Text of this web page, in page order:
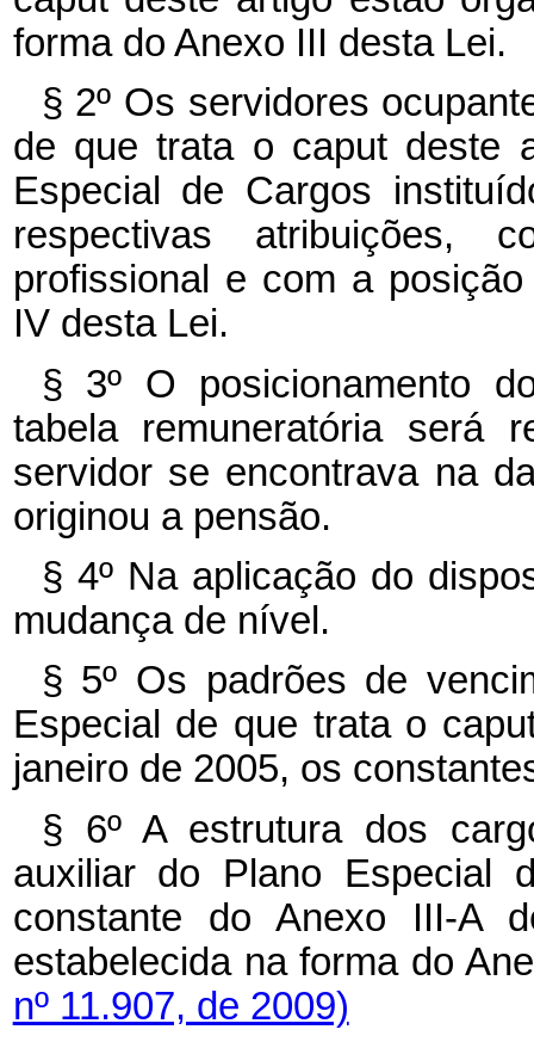
forma do Anexo III desta Lei.
§ 2º Os servidores
de que trata o caput deste
Especial de Cargos
respectivas atribuições,
profissional e com a
IV desta Lei.
§ 3º O posicionamento
tabela remuneratória será
servidor se encontrava na
originou a pensão.
§ 4º Na aplicação do
mudança de nível.
§ 5º Os padrões de
Especial de que trata o
janeiro de 2005, os
§ 6º A estrutura dos
auxiliar do Plano
constante do Anexo III-A
estabelecida na forma do
nº 11.907, de 2009)